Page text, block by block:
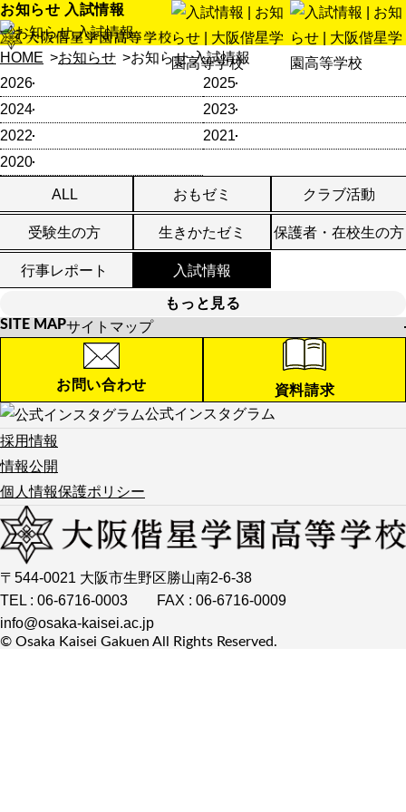
お知らせ 入試情報
HOME お知らせ
お知らせ 入試情報
2026
2025
2024
2023
2022
2021
2020
ALL おもゼミ クラブ活動
受験生の方 生きかたゼミ 保護者・在校生の方
行事レポート 入試情報
もっと見る
SITE MAPサイトマップ
学校紹介
学校紹介TOP
校長メッセージ
教育方針
沿革
留学制度
生徒会通信
在校生の声
フォトアルバム
学校紹介動画
交通アクセス
学校いじめ防止基本方針
入試情報・募集要項
入試情報・募集要項TOP
諸経費
大阪偕星学園奨学金制度（特待
〒544-0021 大阪市生野区勝山南2-6-38
TEL : 06-6716-0003
FAX : 06-6716-0009
info@osaka-kaisei.ac.jp
© Osaka Kaisei Gakuen All Rights Reserved.
お問い合わせ
資料請求
公式インスタグラム
採用情報
情報公開
個人情報保護ポリシー